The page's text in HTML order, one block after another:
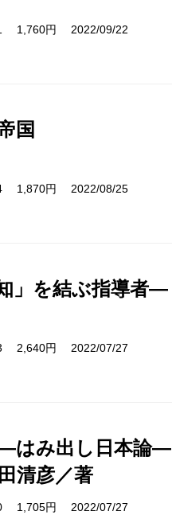
1,760円 2022/09/22
国
1,870円 2022/08/25
」を結ぶ指導者―
2,640円 2022/07/27
はみ出し日本論―
清彦／著
1,705円 2022/07/27